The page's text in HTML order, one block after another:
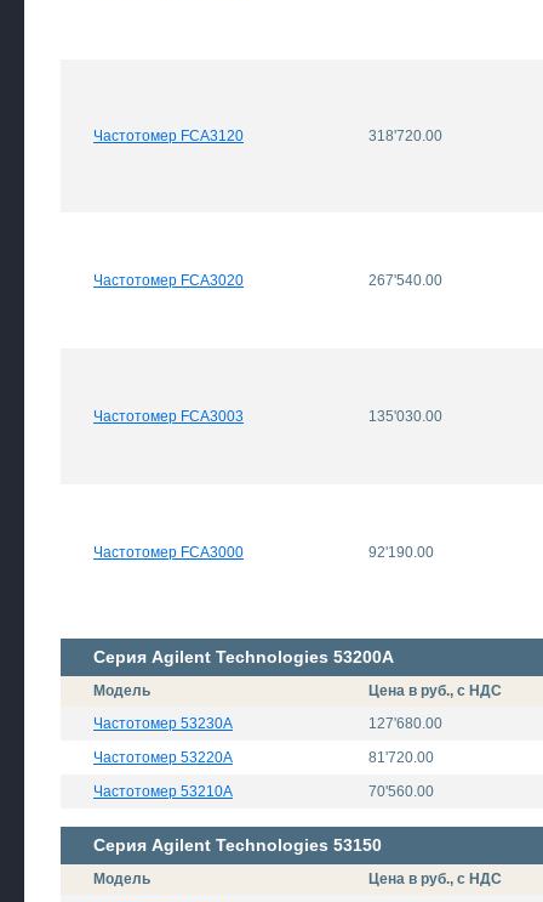
Частотомер FCA3120 318'720.00
Частотомер FCA3020 267'540.00
Частотомер FCA3003 135'030.00
Частотомер FCA3000 92'190.00
Серия Agilent Technologies 53200A
Модель
Цена в руб., с НДС
Частотомер 53230A
127'680.00
Частотомер 53220A
81'720.00
Частотомер 53210A
70'560.00
Серия Agilent Technologies 53150
Модель
Цена в руб., с НДС